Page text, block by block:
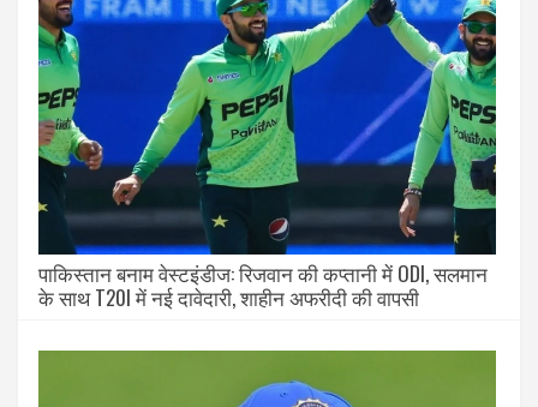
पाकिस्तान बनाम वेस्टइंडीज: रिजवान की कप्तानी में ODI, सलमान
के साथ T20I में नई दावेदारी, शाहीन अफरीदी की वापसी